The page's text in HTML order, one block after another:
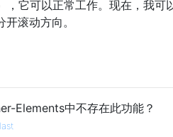
，它可以正常工作。现在，我可
滚动方向。
Elements中不存在此功能？